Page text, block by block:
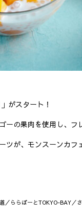
がスタート！
の果肉を使用し、フ
ツが、モンスーンカフ
ららぽーとTOKYO-BAY／